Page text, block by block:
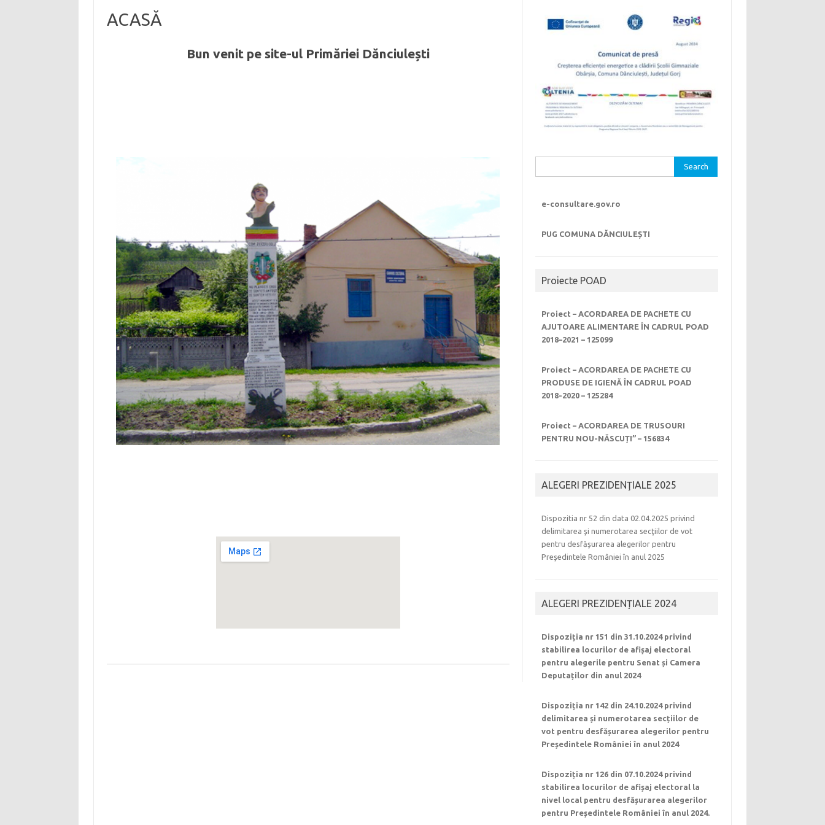
ACASĂ
Bun venit pe site-ul Primăriei Dănciulești
for:
e-consultare.gov.ro
PUG COMUNA DĂNCIULEȘTI
Proiecte POAD
Proiect – ACORDAREA DE PACHETE CU
AJUTOARE ALIMENTARE ÎN CADRUL POAD
2018–2021 – 125099
Proiect – ACORDAREA DE PACHETE CU
PRODUSE DE IGIENĂ ÎN CADRUL POAD
2018-2020 – 125284
Proiect – ACORDAREA DE TRUSOURI
PENTRU NOU-NĂSCUȚI” – 156834
ALEGERI PREZIDENŢIALE 2025
Dispozitia nr 52 din data 02.04.2025 privind
delimitarea şi numerotarea secţiilor de vot
pentru desfăşurarea alegerilor pentru
Preşedintele României în anul 2025
ALEGERI PREZIDENȚIALE 2024
Dispoziția nr 151 din 31.10.2024 privind
stabilirea locurilor de afișaj electoral
pentru alegerile pentru Senat și Camera
Deputaților din anul 2024
Dispoziția nr 142 din 24.10.2024 privind
delimitarea și numerotarea secțiilor de
vot pentru desfășurarea alegerilor pentru
Președintele României în anul 2024
Dispoziția nr 126 din 07.10.2024 privind
stabilirea locurilor de afișaj electoral la
nivel local pentru desfășurarea alegerilor
pentru Președintele României în anul 2024.